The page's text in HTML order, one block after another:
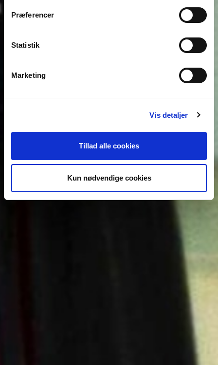
Præferencer
Statistik
Marketing
Vis detaljer
Tillad alle cookies
Kun nødvendige cookies
–24.07.2022